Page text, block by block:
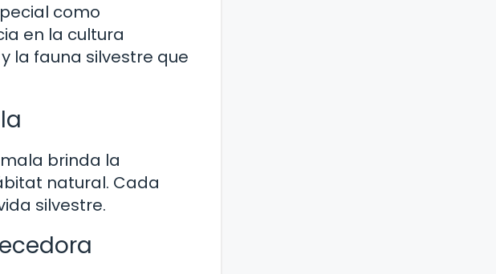
como
en la cultura
la fauna silvestre que
brinda la
natural. Cada
silvestre.